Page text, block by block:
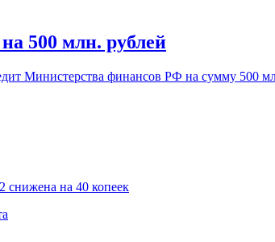
500 млн. рублей
Министерства финансов РФ на сумму 500
снижена на 40 копеек